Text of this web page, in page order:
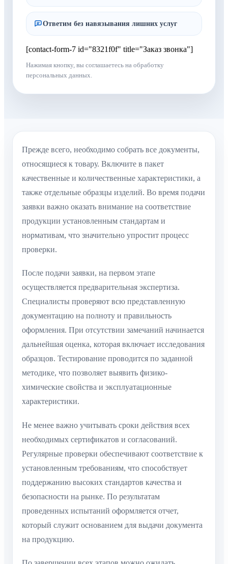
Ответим без навязывания лишних услуг
[contact-form-7 id="8321f0f" title="Заказ звонка"]
Нажимая кнопку, вы соглашаетесь на обработку
персональных данных.
Прежде всего, необходимо собрать все документы,
относящиеся к товару. Включите в пакет
качественные и количественные характеристики, а
также отдельные образцы изделий. Во время подачи
заявки важно оказать внимание на соответствие
продукции установленным стандартам и
нормативам, что значительно упростит процесс
проверки.
После подачи заявки, на первом этапе
осуществляется предварительная экспертиза.
Специалисты проверяют всю представленную
документацию на полноту и правильность
оформления. При отсутствии замечаний начинается
дальнейшая оценка, которая включает исследования
образцов. Тестирование проводится по заданной
методике, что позволяет выявить физико-
химические свойства и эксплуатационные
характеристики.
Не менее важно учитывать сроки действия всех
необходимых сертификатов и согласований.
Регулярные проверки обеспечивают соответствие к
установленным требованиям, что способствует
поддержанию высоких стандартов качества и
безопасности на рынке. По результатам
проведенных испытаний оформляется отчет,
который служит основанием для выдачи документа
на продукцию.